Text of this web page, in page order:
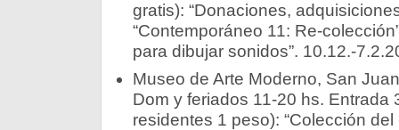
gratis): “Donaciones,
“Contemporáneo 11: Re-
para dibujar sonidos”. 10.12.-
Museo de Arte Moderno, San
Dom y feriados 11-20 hs. Entrada
residentes 1 peso): “Colección